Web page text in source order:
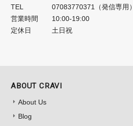
TEL
07083770371（発信専用）
営業時間
10:00-19:00
定休日
土日祝
ABOUT CRAVI
About Us
Blog